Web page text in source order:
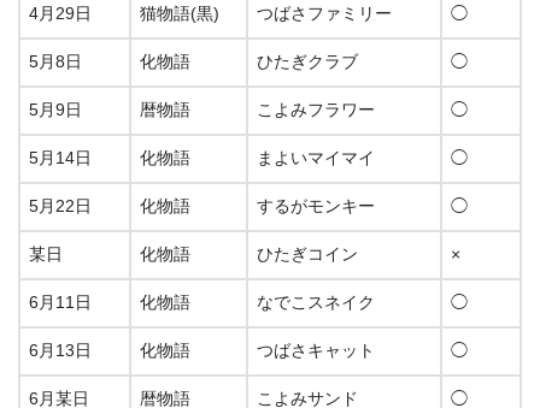
4月29日 猫物語(黒) つばさファミリー ◯
5月8日 化物語 ひたぎクラブ ◯
5月9日 暦物語 こよみフラワー ◯
5月14日 化物語 まよいマイマイ ◯
5月22日 化物語 するがモンキー ◯
某日 化物語 ひたぎコイン ×
6月11日 化物語 なでこスネイク ◯
6月13日 化物語 つばさキャット ◯
6月某日 暦物語 こよみサンド ◯